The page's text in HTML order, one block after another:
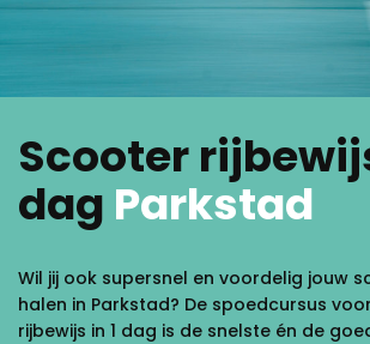
Scooter
dag Parkstad
Wil jij ook supersnel en voordelig jouw
halen in Parkstad? De spoedcursus
rijbewijs in 1 dag is de snelste én de